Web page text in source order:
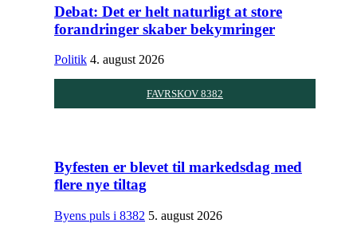
Debat: Det er helt naturligt at store
forandringer skaber bekymringer
Politik 4. august 2026
FAVRSKOV 8382
Byfesten er blevet til markedsdag med
flere nye tiltag
Byens puls i 8382 5. august 2026